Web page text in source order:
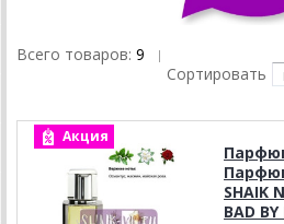
Всего товаров: 9 |
Сортировать
Акция
SHAIK
BAD